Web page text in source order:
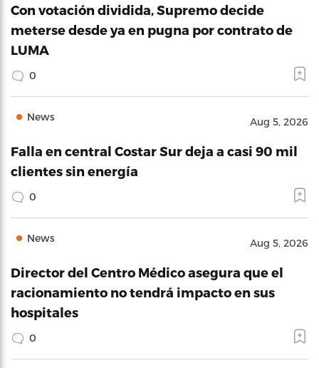
Con votación dividida, Supremo decide
meterse desde ya en pugna por contrato de
LUMA
0
News Aug 5, 2026
Falla en central Costar Sur deja a casi 90 mil
clientes sin energía
0
News Aug 5, 2026
Director del Centro Médico asegura que el
racionamiento no tendrá impacto en sus
hospitales
0